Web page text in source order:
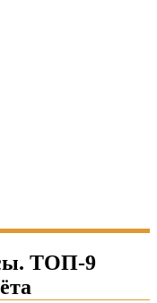
ТОП-9